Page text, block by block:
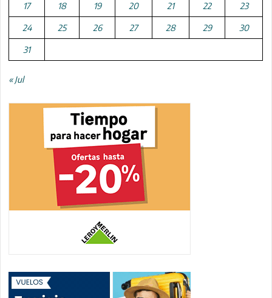
17 18 19 20 21 22 23
24 25 26 27 28 29 30
31
« Jul